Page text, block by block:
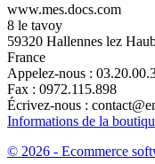
www.mes.docs.com
8 le tavoy
59320 Hallennes lez
France
Appelez-nous :
Fax : 0972.115.898
Écrivez-nous :
Informations de la
© 2026 - Ecommerce